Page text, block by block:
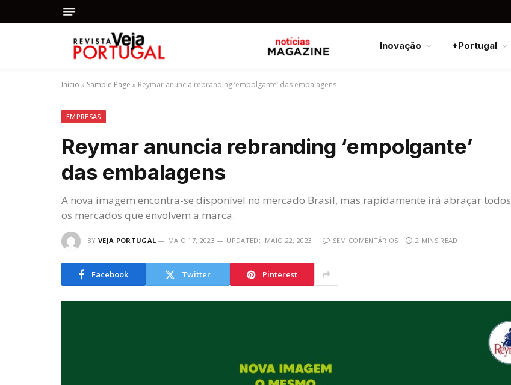
Inovação +Portugal
Início » Sample Page » Reymar anuncia rebranding ‘empolgante’ das embalagens
EMPRESAS
Reymar anuncia rebranding ‘empolgante’
das embalagens
A nova imagem encontra-se disponível no mercado Brasil, mas rapidamente irá abraçar todos
os mercados que envolvem a marca.
BY VEJA PORTUGAL MAIO 17, 2023 UPDATED: MAIO 22, 2023 SEM COMENTÁRIOS 2 MINS READ
Facebook Twitter Pinterest